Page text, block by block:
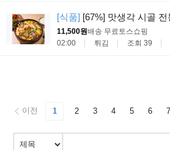
[식품] [67%] 맛생각 시골
11,500원배송 무료토스쇼핑
02:00
튀김 조회 39
이전 1 2 3 4 5 6 7